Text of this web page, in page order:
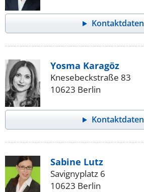
Kontaktdaten
Yosma Karagöz
Knesebeckstraße 83
10623 Berlin
Kontaktdaten
Sabine Lutz
Savignyplatz 6
10623 Berlin